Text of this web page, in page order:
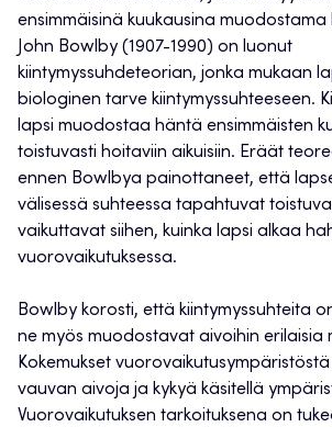
ensimmäisinä kuukausina muodostama
John Bowlby (1907-1990) on luonut
kiintymyssuhdeteorian, jonka mukaan
biologinen tarve kiintymyssuhteeseen.
lapsi muodostaa häntä ensimmäisten
toistuvasti hoitaviin aikuisiin. Eräät
ennen Bowlbya painottaneet, että
välisessä suhteessa tapahtuvat
vaikuttavat siihen, kuinka lapsi alkaa
vuorovaikutuksessa.
Bowlby korosti, että kiintymyssuhteita
ne myös muodostavat aivoihin erilaisia
Kokemukset
vauvan aivoja ja kykyä käsitellä
Vuorovaikutuksen tarkoituksena on